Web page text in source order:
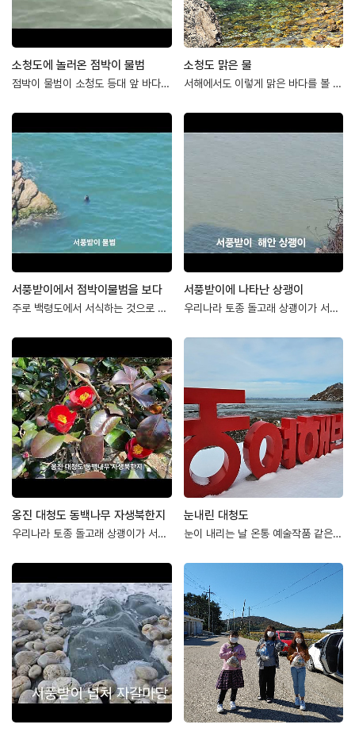
소청도에 놀러온 점박이 물범
점박이 물범이 소청도 등대 앞 바다에 놀러왔어요~※영상촬영 : 소청도 지질공원해설사 나영운
소청도 맑은 물
서해에서도 이렇게 맑은 바다를 볼 수가 있습니다~
서풍받이에서 점박이물범을 보다
주로 백령도에서 서식하는 것으로 알려진 천연기념물 점박이물범이 대청도 남쪽 서풍받이 동행해…
서풍받이에 나타난 상괭이
우리나라 토종 돌고래 상괭이가 서풍받이 절벽아래 해안에서관찰되었습니다.물속을 헤엄치는 상괭…
옹진 대청도 동백나무 자생북한지
우리나라 토종 돌고래 상괭이가 서풍받이 절벽아래 해안에서관찰되었습니다.물속을 헤엄치는 상괭…
눈내린 대청도
눈이 내리는 날 온통 예술작품 같은 대청도 풍경입니다.https://youtube.com/…